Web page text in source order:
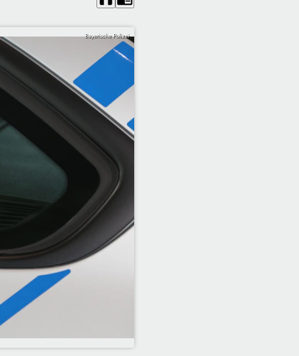
Bayerische Polizei